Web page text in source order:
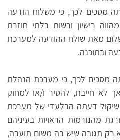
מסכים לכך, כי משלוח הודעה
רישיון ורשות בלתי חוזרת
מאת שולח ההודעה למערכת
ובתוכנה.
מסכים לכך, כי מערכת הנהלת
לא חייבת, להסיר ו/או למחוק
דעתה הבלעדי של מערכת
מהנורמות הראויות בעיניהם
רק תגובה שיש בה משום תועבה,